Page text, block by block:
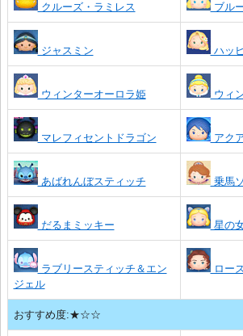
クルーズ・ラミレス ブル
ジャスミン ハッ
ウィンターオーロラ姫 ウィ
マレフィセントドラゴン アク
あばれんぼスティッチ 乗馬
だるまミッキー 星の
ラブリースティッチ＆エン
ジェル
ロー
おすすめ度:★☆☆